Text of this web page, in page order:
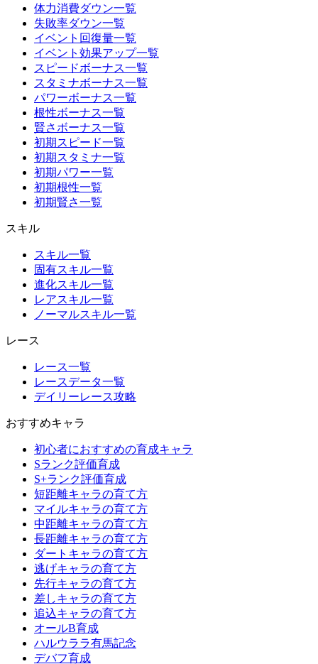
体力消費ダウン一覧
失敗率ダウン一覧
イベント回復量一覧
イベント効果アップ一覧
スピードボーナス一覧
スタミナボーナス一覧
パワーボーナス一覧
根性ボーナス一覧
賢さボーナス一覧
初期スピード一覧
初期スタミナ一覧
初期パワー一覧
初期根性一覧
初期賢さ一覧
スキル
スキル一覧
固有スキル一覧
進化スキル一覧
レアスキル一覧
ノーマルスキル一覧
レース
レース一覧
レースデータ一覧
デイリーレース攻略
おすすめキャラ
初心者におすすめの育成キャラ
Sランク評価育成
S+ランク評価育成
短距離キャラの育て方
マイルキャラの育て方
中距離キャラの育て方
長距離キャラの育て方
ダートキャラの育て方
逃げキャラの育て方
先行キャラの育て方
差しキャラの育て方
追込キャラの育て方
オールB育成
ハルウララ有馬記念
デバフ育成